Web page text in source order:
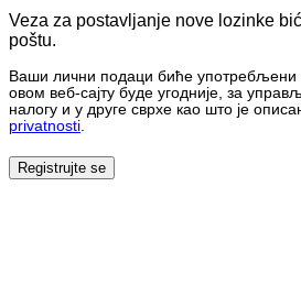
Veza za postavljanje nove lozinke
poštu.
Ваши лични подаци биће употребљени
овом веб-сајту буде угодније, за
налогу и у друге сврхе као што је
privatnosti
Registrujte se